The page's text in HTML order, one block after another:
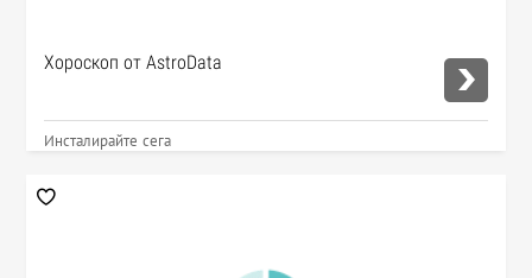
Хороскоп от AstroData
Инсталирайте сега